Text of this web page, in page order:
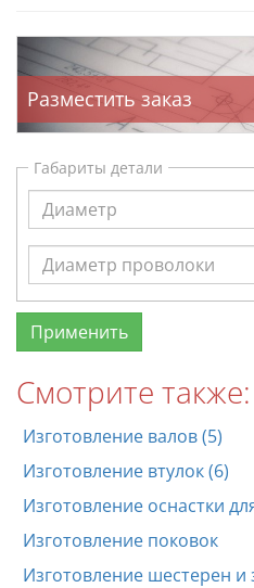
Разместить заказ
Габариты детали
Смотрите также:
Изготовление валов (5)
Изготовление втулок (6)
Изготовление оснастки
Изготовление поковок
Изготовление шестерен и